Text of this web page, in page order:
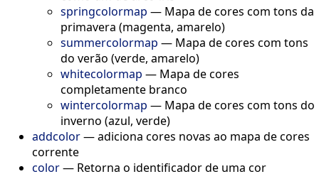
springcolormap — Mapa de cores com tons da
primavera (magenta, amarelo)
summercolormap — Mapa de cores com tons
do verão (verde, amarelo)
whitecolormap — Mapa de cores
completamente branco
wintercolormap — Mapa de cores com tons do
inverno (azul, verde)
addcolor—adiciona cores novas ao mapa de cores
corrente
color— Retorna o identificador de uma cor